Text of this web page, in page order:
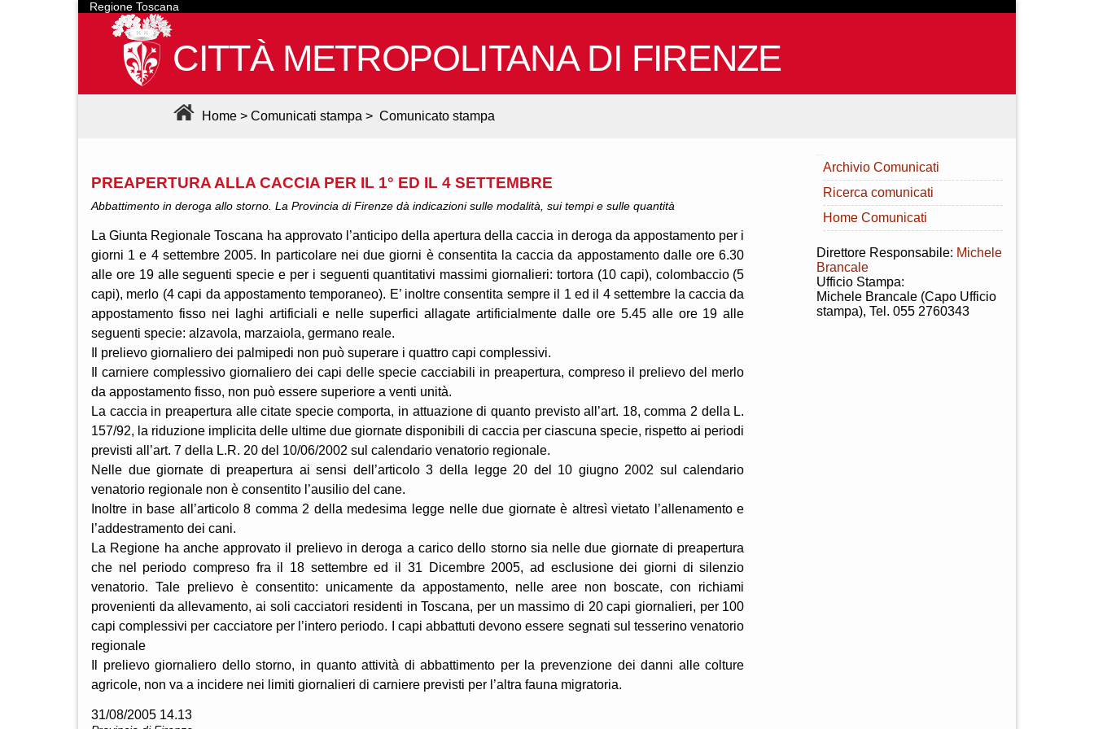
Regione Toscana
CITTÀ METROPOLITANA DI FIRENZE
Home > Comunicati stampa > Comunicato stampa
PREAPERTURA ALLA CACCIA PER IL 1° ED IL 4 SETTEMBRE
Abbattimento in deroga allo storno. La Provincia di Firenze dà indicazioni sulle modalità, sui tempi e sulle quantità
La Giunta Regionale Toscana ha approvato l’anticipo della apertura della caccia in deroga da appostamento per i
giorni 1 e 4 settembre 2005. In particolare nei due giorni è consentita la caccia da appostamento dalle ore 6.30
alle ore 19 alle seguenti specie e per i seguenti quantitativi massimi giornalieri: tortora (10 capi), colombaccio (5
capi), merlo (4 capi da appostamento temporaneo). E’ inoltre consentita sempre il 1 ed il 4 settembre la caccia da
appostamento fisso nei laghi artificiali e nelle superfici allagate artificialmente dalle ore 5.45 alle ore 19 alle
seguenti specie: alzavola, marzaiola, germano reale.
Il prelievo giornaliero dei palmipedi non può superare i quattro capi complessivi.
Il carniere complessivo giornaliero dei capi delle specie cacciabili in preapertura, compreso il prelievo del merlo
da appostamento fisso, non può essere superiore a venti unità.
La caccia in preapertura alle citate specie comporta, in attuazione di quanto previsto all’art. 18, comma 2 della L.
157/92, la riduzione implicita delle ultime due giornate disponibili di caccia per ciascuna specie, rispetto ai periodi
previsti all’art. 7 della L.R. 20 del 10/06/2002 sul calendario venatorio regionale.
Nelle due giornate di preapertura ai sensi dell’articolo 3 della legge 20 del 10 giugno 2002 sul calendario
venatorio regionale non è consentito l’ausilio del cane.
Inoltre in base all’articolo 8 comma 2 della medesima legge nelle due giornate è altresì vietato l’allenamento e
l’addestramento dei cani.
La Regione ha anche approvato il prelievo in deroga a carico dello storno sia nelle due giornate di preapertura
che nel periodo compreso fra il 18 settembre ed il 31 Dicembre 2005, ad esclusione dei giorni di silenzio
venatorio. Tale prelievo è consentito: unicamente da appostamento, nelle aree non boscate, con richiami
provenienti da allevamento, ai soli cacciatori residenti in Toscana, per un massimo di 20 capi giornalieri, per 100
capi complessivi per cacciatore per l’intero periodo. I capi abbattuti devono essere segnati sul tesserino venatorio
regionale
Il prelievo giornaliero dello storno, in quanto attività di abbattimento per la prevenzione dei danni alle colture
agricole, non va a incidere nei limiti giornalieri di carniere previsti per l’altra fauna migratoria.
31/08/2005 14.13
Archivio Comunicati
Ricerca comunicati
Home Comunicati
Direttore Responsabile: Michele
Brancale
Ufficio Stampa:
Michele Brancale (Capo Ufficio
stampa), Tel. 055 2760343